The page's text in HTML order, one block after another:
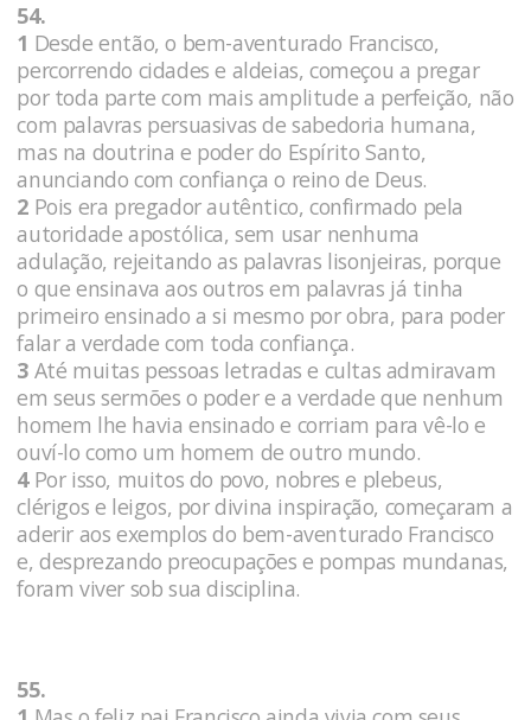
54.
1 Desde então, o bem-aventurado Francisco,
percorrendo cidades e aldeias, começou a pregar
por toda parte com mais amplitude a perfeição, não
com palavras persuasivas de sabedoria humana,
mas na doutrina e poder do Espírito Santo,
anunciando com confiança o reino de Deus.
2 Pois era pregador autêntico, confirmado pela
autoridade apostólica, sem usar nenhuma
adulação, rejeitando as palavras lisonjeiras, porque
o que ensinava aos outros em palavras já tinha
primeiro ensinado a si mesmo por obra, para poder
falar a verdade com toda confiança.
3 Até muitas pessoas letradas e cultas admiravam
em seus sermões o poder e a verdade que nenhum
homem lhe havia ensinado e corriam para vê-lo e
ouví-lo como um homem de outro mundo.
4Por isso, muitos do povo, nobres e plebeus,
clérigos e leigos, por divina inspiração, começaram a
aderir aos exemplos do bem-aventurado Francisco
e, desprezando preocupações e pompas mundanas,
foram viver sob sua disciplina.
55.